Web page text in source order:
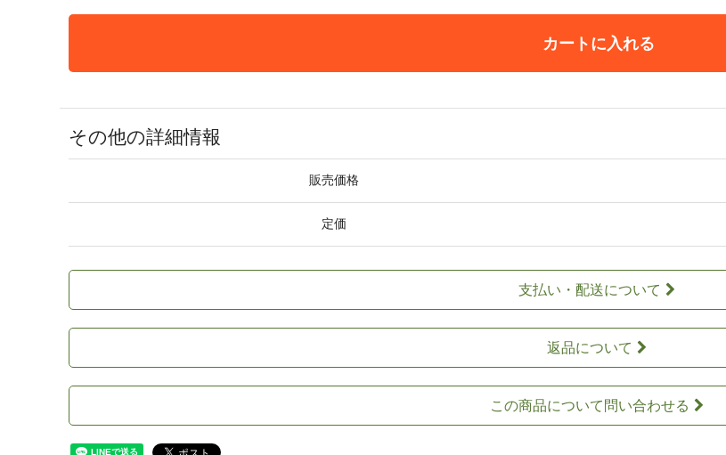
カートに入れる
その他の詳細情報
販売価格
定価
支払い・配送について
返品について
この商品について問い合わせる